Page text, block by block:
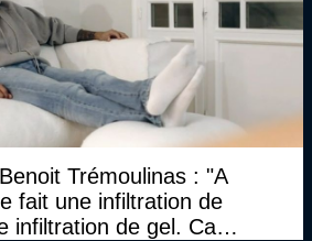
Trémoulinas : "A
fait une infiltration de
infiltration de gel. Ca